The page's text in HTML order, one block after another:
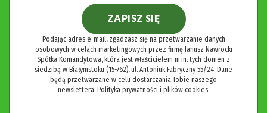
ZAPISZ SIĘ
Podając adres e-mail, zgadzasz się na przetwarzanie danych
osobowych w celach marketingowych przez firmę Janusz Nawrocki
Spółka Komandytowa, która jest właścicielem m.in. tych domen z
siedzibą w Białymstoku (15-762), ul. Antoniuk Fabryczny 55/24. Dane
będą przetwarzane w celu dostarczania Tobie naszego
newslettera. Polityka prywatności i plików cookies.